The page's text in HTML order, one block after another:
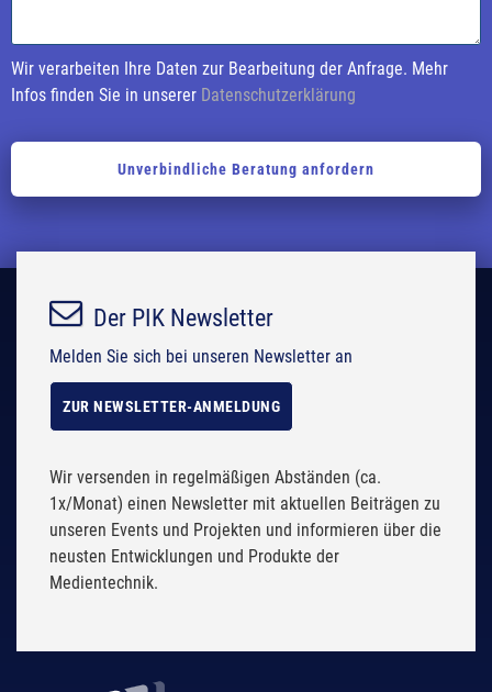
i
e
l
y
i
e
l
Wir verarbeiten Ihre Daten zur Bearbeitung der Anfrage. Mehr
Infos finden Sie in unserer Datenschutzerklärung
Der PIK Newsletter
Melden Sie sich bei unseren Newsletter an
ZUR NEWSLETTER-ANMELDUNG
Wir versenden in regelmäßigen Abständen (ca.
1x/Monat) einen Newsletter mit aktuellen Beiträgen zu
unseren Events und Projekten und informieren über die
neusten Entwicklungen und Produkte der
Medientechnik.